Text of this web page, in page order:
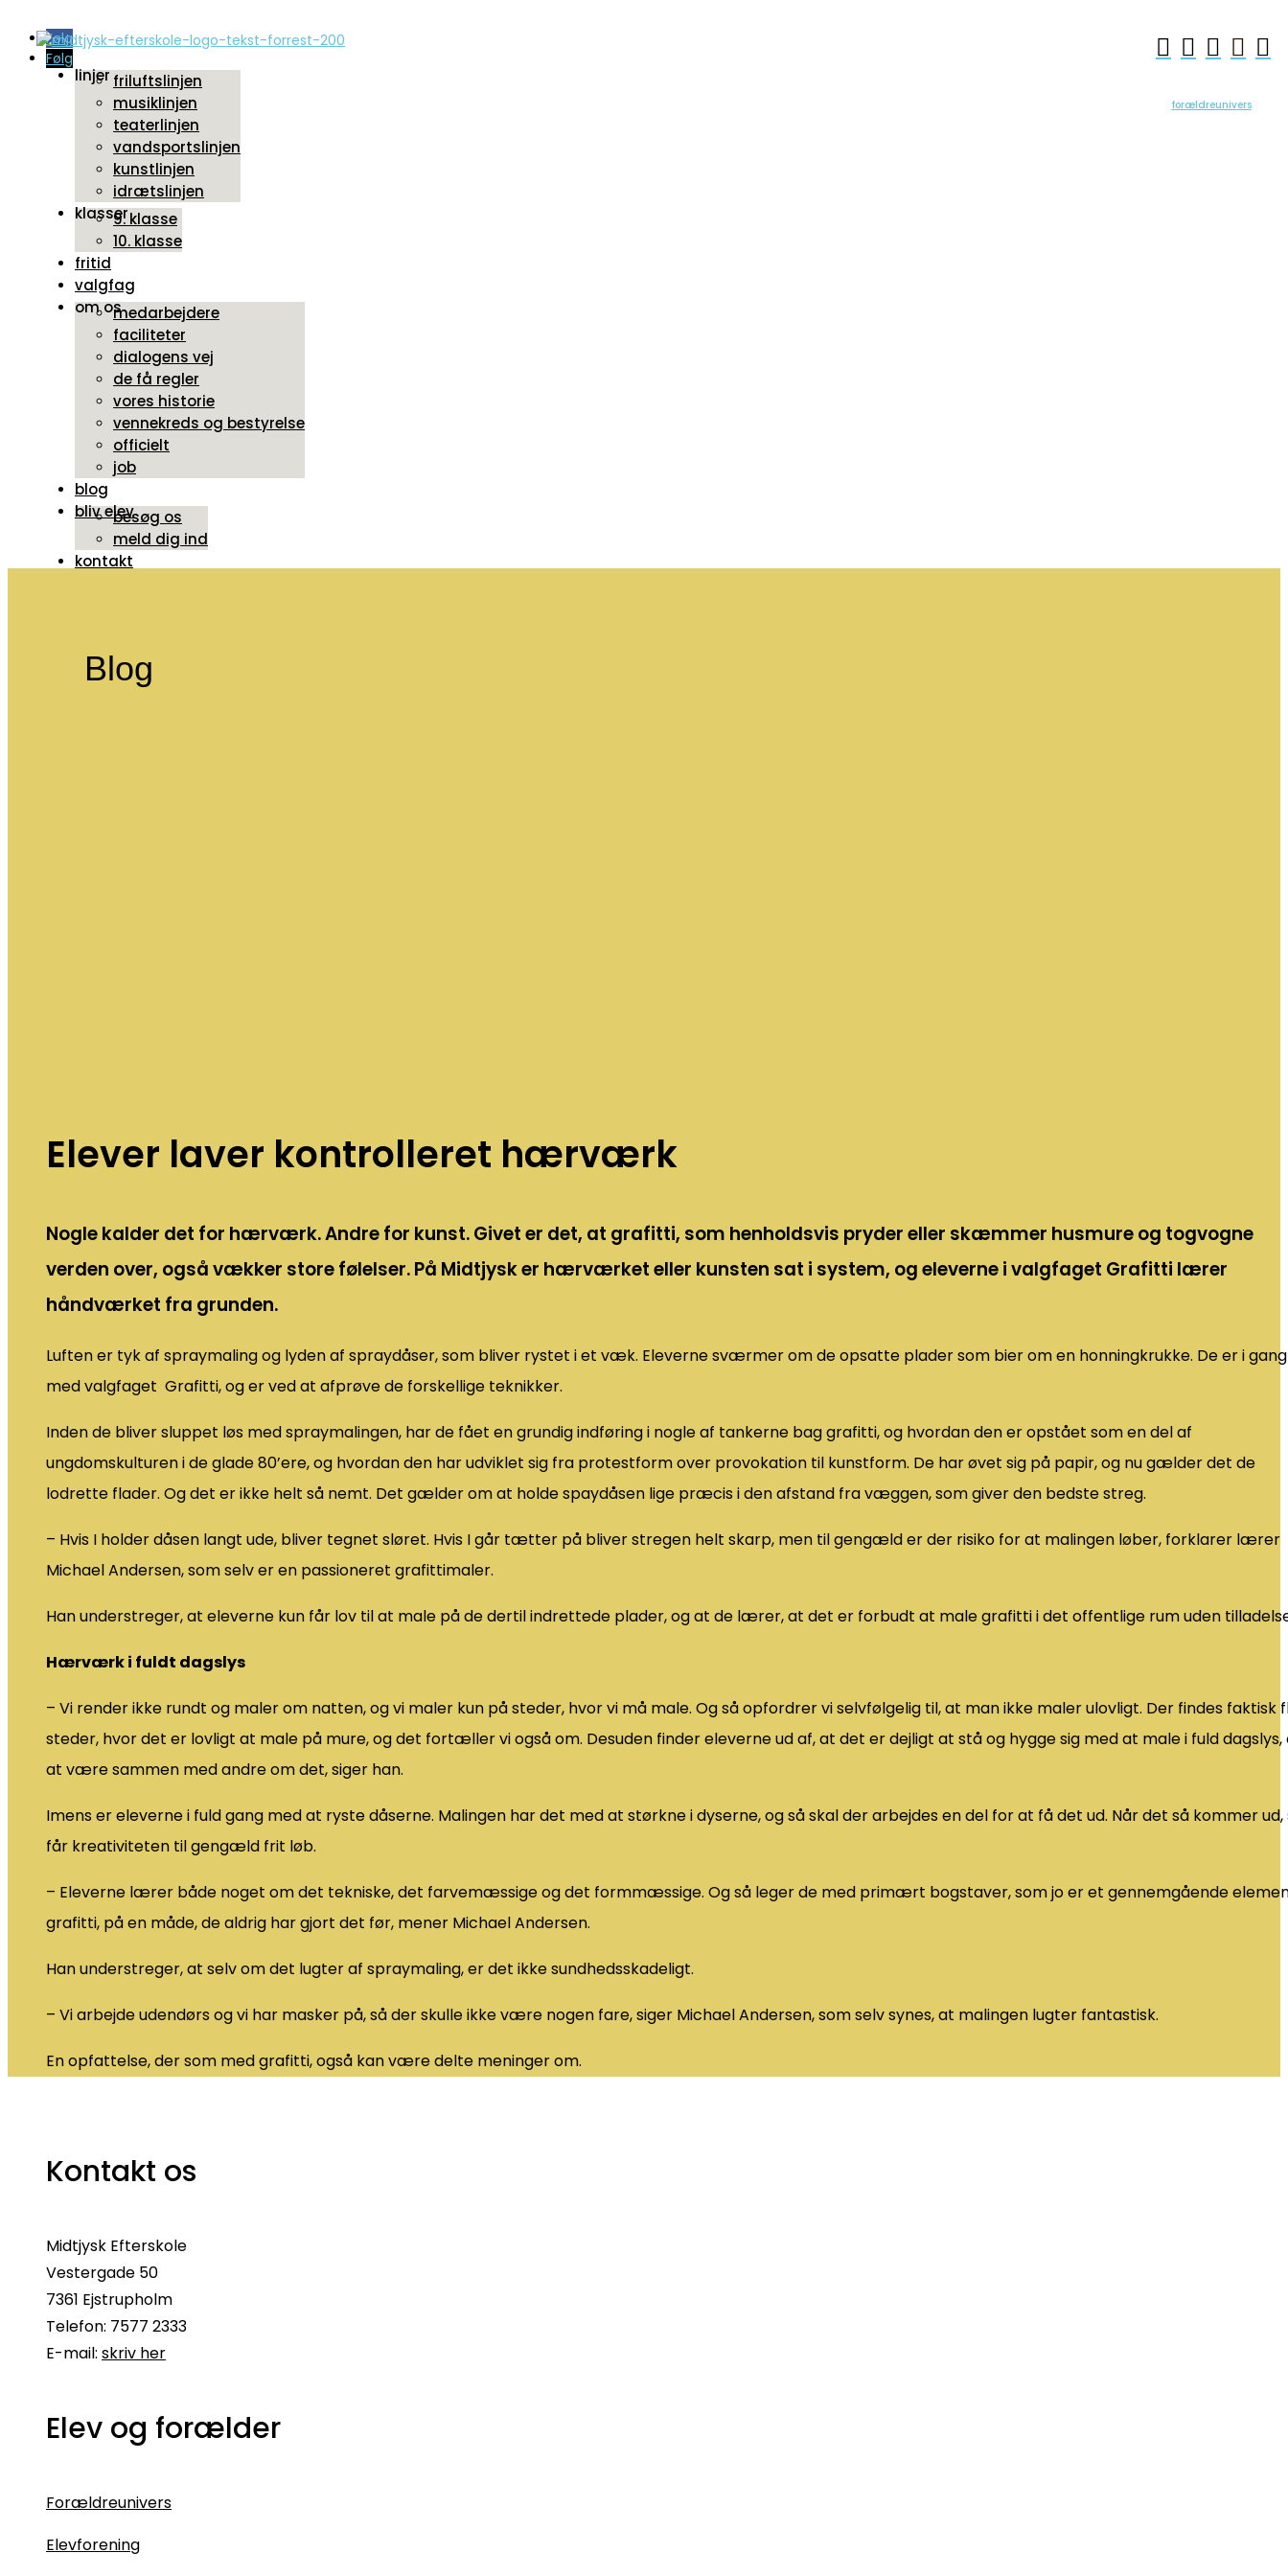





Følg
Følg
forældreunivers
linjerfriluftslinjen
musiklinjen
teaterlinjen
vandsportslinjen
kunstlinjen
idrætslinjen
klasser9. klasse
10. klasse
fritid
valgfag
om osmedarbejdere
faciliteter
dialogens vej
de få regler
vores historie
vennekreds og bestyrelse
officielt
job
blog
bliv elevbesøg os
meld dig ind
kontakt
Blog
Elever laver kontrolleret hærværk
Nogle kalder det for hærværk. Andre for kunst. Givet er det, at grafitti, som henholdsvis pryder eller skæmmer husmure og togvogne
verden over, også vækker store følelser. På Midtjysk er hærværket eller kunsten sat i system, og eleverne i valgfaget Grafitti lærer
håndværket fra grunden.
Luften er tyk af spraymaling og lyden af spraydåser, som bliver rystet i et væk. Eleverne sværmer om de opsatte plader som bier om en honningkrukke. De er i gang
med valgfaget Grafitti, og er ved at afprøve de forskellige teknikker.
Inden de bliver sluppet løs med spraymalingen, har de fået en grundig indføring i nogle af tankerne bag grafitti, og hvordan den er opstået som en del af
ungdomskulturen i de glade 80’ere, og hvordan den har udviklet sig fra protestform over provokation til kunstform. De har øvet sig på papir, og nu gælder det de
lodrette flader. Og det er ikke helt så nemt. Det gælder om at holde spaydåsen lige præcis i den afstand fra væggen, som giver den bedste streg.
– Hvis I holder dåsen langt ude, bliver tegnet sløret. Hvis I går tætter på bliver stregen helt skarp, men til gengæld er der risiko for at malingen løber, forklarer lærer
Michael Andersen, som selv er en passioneret grafittimaler.
Han understreger, at eleverne kun får lov til at male på de dertil indrettede plader, og at de lærer, at det er forbudt at male grafitti i det offentlige rum uden
Hærværk i fuldt dagslys
– Vi render ikke rundt og maler om natten, og vi maler kun på steder, hvor vi må male. Og så opfordrer vi selvfølgelig til, at man ikke maler ulovligt. Der findes faktisk
steder, hvor det er lovligt at male på mure, og det fortæller vi også om. Desuden finder eleverne ud af, at det er dejligt at stå og hygge sig med at male i fuld dagslys,
at være sammen med andre om det, siger han.
Imens er eleverne i fuld gang med at ryste dåserne. Malingen har det med at størkne i dyserne, og så skal der arbejdes en del for at få det ud. Når det så kommer ud,
får kreativiteten til gengæld frit løb.
– Eleverne lærer både noget om det tekniske, det farvemæssige og det formmæssige. Og så leger de med primært bogstaver, som jo er et gennemgående
grafitti, på en måde, de aldrig har gjort det før, mener Michael Andersen.
Han understreger, at selv om det lugter af spraymaling, er det ikke sundhedsskadeligt.
– Vi arbejde udendørs og vi har masker på, så der skulle ikke være nogen fare, siger Michael Andersen, som selv synes, at malingen lugter fantastisk.
En opfattelse, der som med grafitti, også kan være delte meninger om.
Kontakt os
Midtjysk Efterskole
Vestergade 50
7361 Ejstrupholm
Telefon: 7577 2333
E-mail: skriv her
Elev og forælder
Forældreunivers
Elevforening